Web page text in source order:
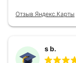
Отзыв Яндекс.Карты
s b.